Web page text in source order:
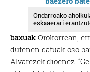
Ondarroako
eskaaerari
baxuak Orokorrean,
dutenen datuak oso
Alvarezek dioenez.